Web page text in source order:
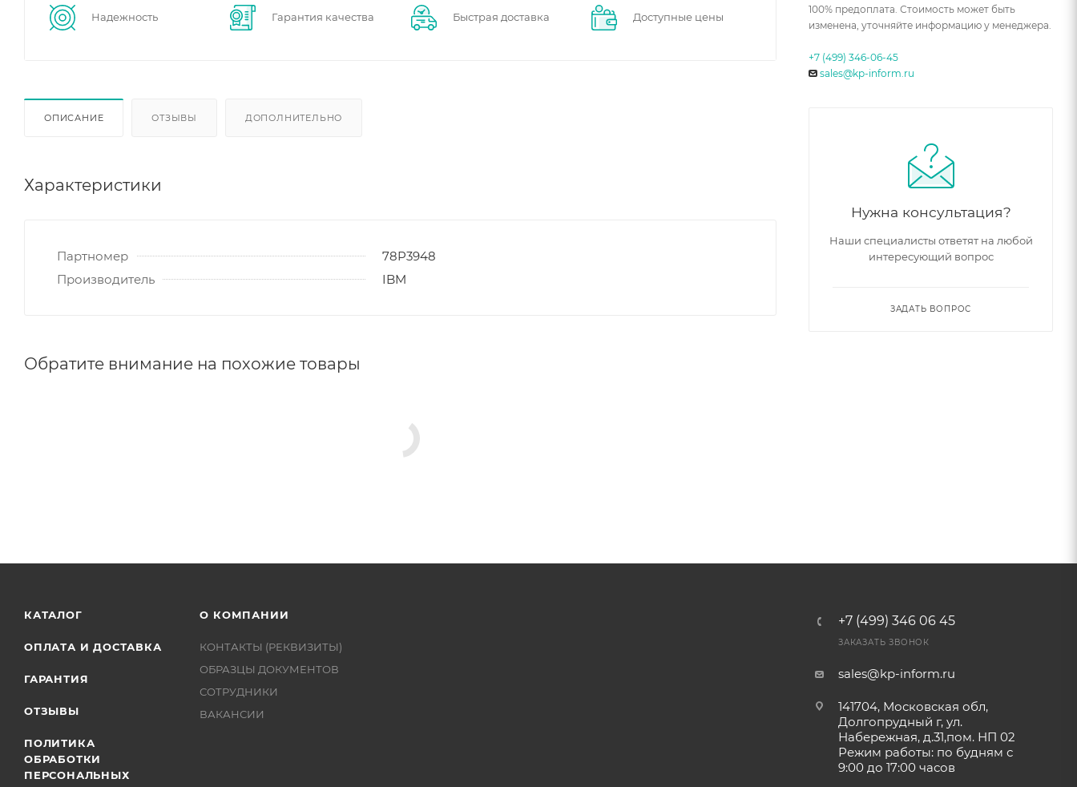
Надежность Гарантия качества Быстрая доставка Доступные цены
ОПИСАНИЕ ОТЗЫВЫ ДОПОЛНИТЕЛЬНО
Характеристики
Партномер
78P3948
Производитель
IBM
Обратите внимание на похожие товары
100% предоплата. Стоимость может быть
изменена, уточняйте информацию у менеджера.
+7 (499) 346-06-45
sales@kp-inform.ru
Нужна консультация?
Наши специалисты ответят на любой
интересующий вопрос
ЗАДАТЬ ВОПРОС
КАТАЛОГ
ОПЛАТА И ДОСТАВКА
ГАРАНТИЯ
ОТЗЫВЫ
ПОЛИТИКА
ОБРАБОТКИ
ПЕРСОНАЛЬНЫХ
О КОМПАНИИ
КОНТАКТЫ (РЕКВИЗИТЫ)
ОБРАЗЦЫ ДОКУМЕНТОВ
СОТРУДНИКИ
ВАКАНСИИ
+7 (499) 346 06 45
ЗАКАЗАТЬ ЗВОНОК
sales@kp-inform.ru
141704, Московская обл,
Долгопрудный г, ул.
Набережная, д.31,пом. НП 02
Режим работы: по будням с
9:00 до 17:00 часов